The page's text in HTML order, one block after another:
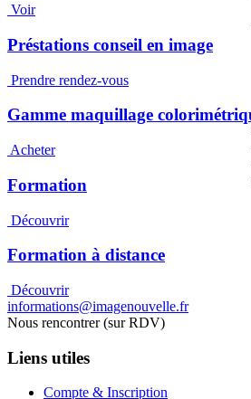
Voir
Préstations conseil en image
Prendre rendez-vous
Gamme maquillage
Acheter
Formation
Découvrir
Formation à distance
Découvrir
informations@imagenouvelle.fr
Nous rencontrer (sur RDV)
Liens utiles
Compte & Inscription